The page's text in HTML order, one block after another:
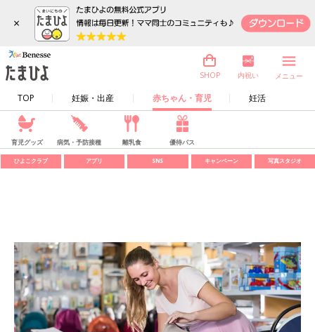
×
TOP 妊娠・出産 赤ちゃん・育児 妊活
SHOP 内祝い メニュー
育児グッズ 病気・予防接種 離乳食 優待パス
ひよこクラブ アプリ SNS キャンペーン 写真スタジオ